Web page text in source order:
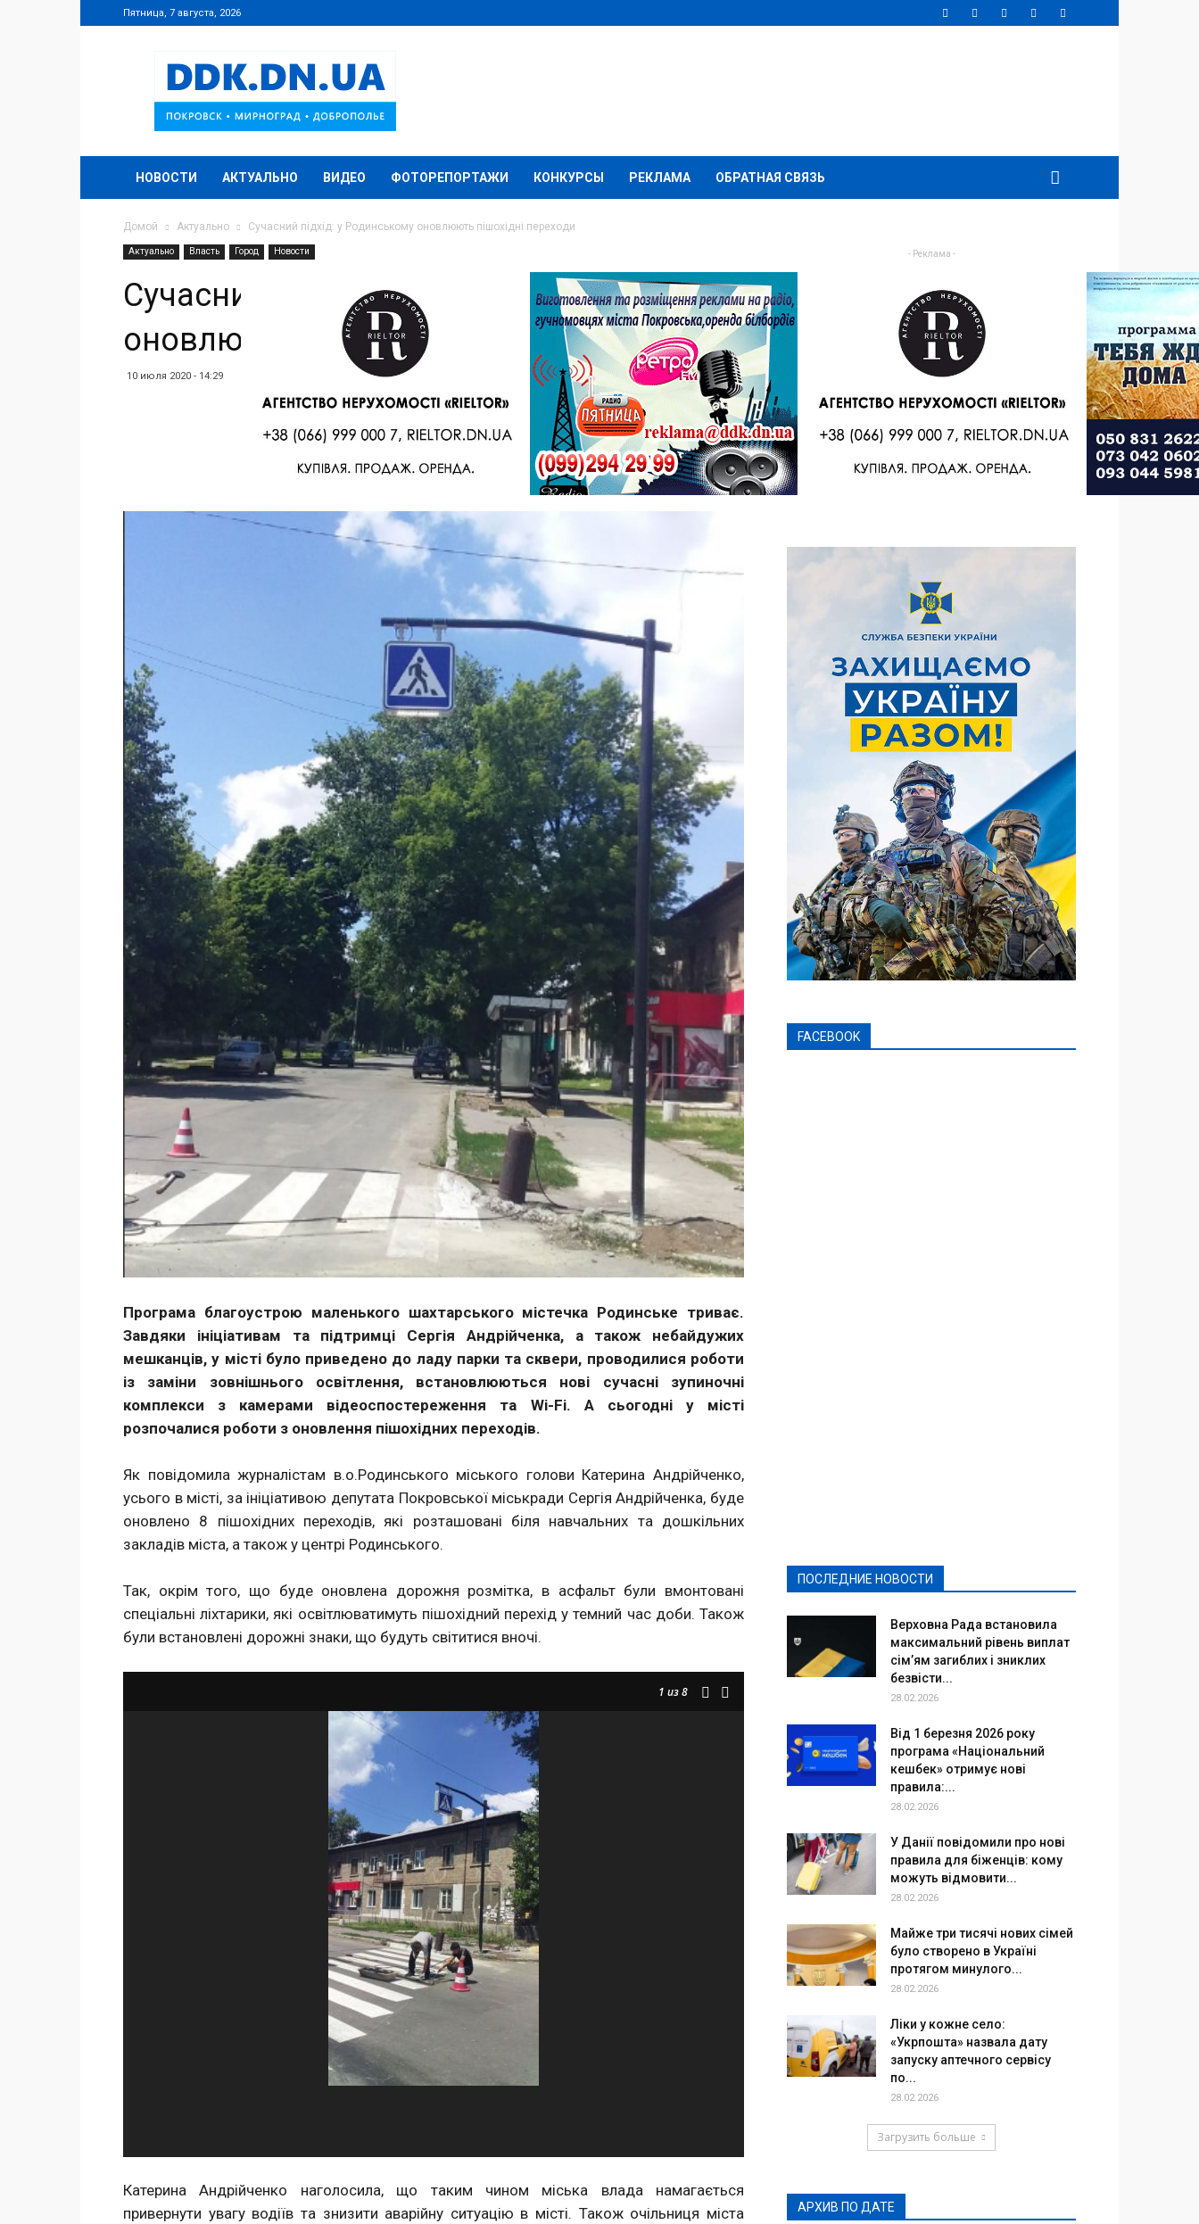
Пятница, 7 августа, 2026
DDK.DN.UA
НОВОСТИ АКТУАЛЬНО ВИДЕО ФОТОРЕПОРТАЖИ КОНКУРСЫ РЕКЛАМА ОБРАТНАЯ СВЯЗЬ
Домой Актуально Сучасний підхід: у Родинському оновлюють пішохідні переходи
Актуально Власть Город Новости
Сучасний підхід: у Родинському
оновлюють пішохідні переходи
10 июля 2020 - 14:29
Програма благоустрою маленького шахтарського містечка Родинське триває.
Завдяки ініціативам та підтримці Сергія Андрійченка, а також небайдужих
мешканців, у місті було приведено до ладу парки та сквери, проводилися роботи
із заміни зовнішнього освітлення, встановлюються нові сучасні зупиночні
комплекси з камерами відеоспостереження та Wi-Fі. А сьогодні у місті
розпочалися роботи з оновлення пішохідних переходів.
Як повідомила журналістам в.о.Родинського міського голови Катерина Андрійченко,
усього в місті, за ініціативою депутата Покровської міськради Сергія Андрійченка, буде
оновлено 8 пішохідних переходів, які розташовані біля навчальних та дошкільних
закладів міста, а також у центрі Родинського.
Так, окрім того, що буде оновлена дорожня розмітка, в асфальт були вмонтовані
спеціальні ліхтарики, які освітлюватимуть пішохідний перехід у темний час доби. Також
були встановлені дорожні знаки, що будуть світитися вночі.
1 из 8
Катерина Андрійченко наголосила, що таким чином міська влада намагається
привернути увагу водіїв та знизити аварійну ситуацію в місті. Також очільниця міста
- Реклама -
FACEBOOK
ПОСЛЕДНИЕ НОВОСТИ
Верховна Рада встановила
максимальний рівень виплат
сім’ям загиблих і зниклих
безвісти...
28.02.2026
Від 1 березня 2026 року
програма «Національний
кешбек» отримує нові
правила:...
28.02.2026
У Данії повідомили про нові
правила для біженців: кому
можуть відмовити...
28.02.2026
Майже три тисячі нових сімей
було створено в Україні
протягом минулого...
28.02.2026
Ліки у кожне село:
«Укрпошта» назвала дату
запуску аптечного сервісу
по...
28.02.2026
Загрузить больше
АРХИВ ПО ДАТЕ